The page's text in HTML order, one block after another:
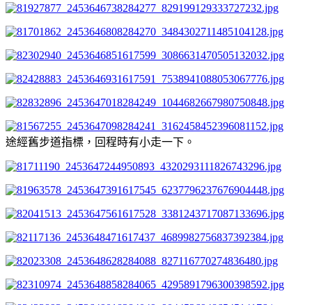
途經舊步道指標，回程時有小走一下。